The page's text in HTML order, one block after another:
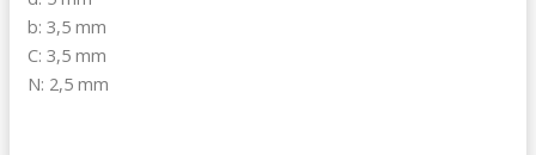
b: 3,5 mm
C: 3,5 mm
N: 2,5 mm